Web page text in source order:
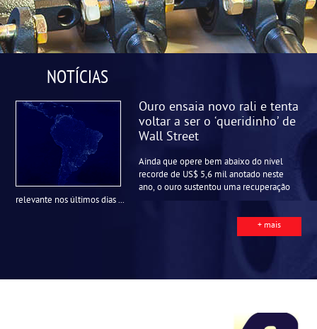
NOTÍCIAS
Ouro ensaia novo rali e tenta
voltar a ser o ‘queridinho’ de
Wall Street
Ainda que opere bem abaixo do nível
recorde de US$ 5,6 mil anotado neste
ano, o ouro sustentou uma recuperação
relevante nos últimos dias ...
+ mais